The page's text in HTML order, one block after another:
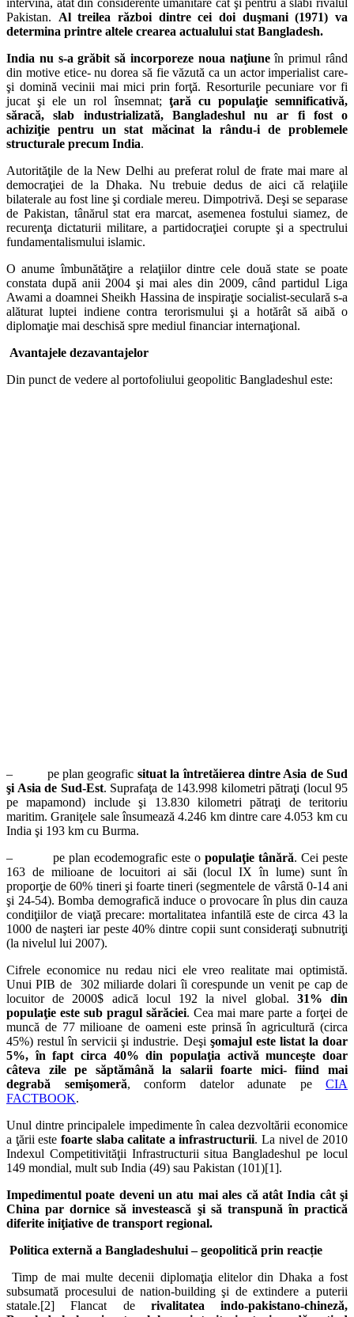
intervină, atât din considerente umanitare cât şi pentru a slăbi rivalul
Pakistan. Al treilea război dintre cei doi duşmani (1971) va
determina printre altele crearea actualului stat Bangladesh.
India nu s-a grăbit să incorporeze noua naţiuneîn primul rând
din motive etice- nu dorea să fie văzută ca un actor imperialist care-
şi domină vecinii mai mici prin forţă. Resorturile pecuniare vor fi
jucat şi ele un rol însemnat; ţară cu populaţie semnificativă,
săracă, slab industrializată, Bangladeshul nu ar fi fost o
achiziţie pentru un stat măcinat la rându-i de problemele
structurale precum India.
Autorităţile de la New Delhi au preferat rolul de frate mai mare al
democraţiei de la Dhaka. Nu trebuie dedus de aici că relaţiile
bilaterale au fost line şi cordiale mereu. Dimpotrivă. Deşi se separase
de Pakistan, tânărul stat era marcat, asemenea fostului siamez, de
recurenţa dictaturii militare, a partidocraţiei corupte şi a spectrului
fundamentalismului islamic.
O anume îmbunătăţire a relaţiilor dintre cele două state se poate
constata după anii 2004 şi mai ales din 2009, când partidul Liga
Awami a doamnei Sheikh Hassina de inspiraţie socialist-seculară s-a
alăturat luptei indiene contra terorismului şi a hotărât să aibă o
diplomaţie mai deschisă spre mediul financiar internaţional.
Avantajele dezavantajelor
Din punct de vedere al portofoliului geopolitic Bangladeshul este:
– pe plan geografic situat la întretăierea dintre Asia de Sud
şi Asia de Sud-Est. Suprafaţa de 143.998 kilometri pătraţi (locul 95
pe mapamond) include şi 13.830 kilometri pătraţi de teritoriu
maritim. Graniţele sale însumează 4.246 km dintre care 4.053 km cu
India şi 193 km cu Burma.
– pe plan ecodemografic este o populaţie tânără. Cei peste
163 de milioane de locuitori ai săi (locul IX în lume) sunt în
proporţie de 60% tineri şi foarte tineri (segmentele de vârstă 0-14 ani
şi 24-54). Bomba demografică induce o provocare în plus din cauza
condiţiilor de viaţă precare: mortalitatea infantilă este de circa 43 la
1000 de naşteri iar peste 40% dintre copii sunt consideraţi subnutriţi
(la nivelul lui 2007).
Cifrele economice nu redau nici ele vreo realitate mai optimistă.
Unui PIB de 302 miliarde dolari îi corespunde un venit pe cap de
locuitor de 2000$ adică locul 192 la nivel global. 31% din
populaţie este sub pragul sărăciei. Cea mai mare parte a forţei de
muncă de 77 milioane de oameni este prinsă în agricultură (circa
45%) restul în servicii şi industrie. Deşi şomajul este listat la doar
5%, în fapt circa 40% din populaţia activă munceşte doar
câteva zile pe săptămână la salarii foarte mici- fiind mai
degrabă semişomeră, conform datelor adunate pe CIA
FACTBOOK.
Unul dintre principalele impedimente în calea dezvoltării economice
a ţării este foarte slaba calitate a infrastructurii. La nivel de 2010
Indexul Competitivităţii Infrastructurii situa Bangladeshul pe locul
149 mondial, mult sub India (49) sau Pakistan (101)[1].
Impedimentul poate deveni un atu mai ales că atât India cât şi
China par dornice să investească şi să transpună în practică
diferite iniţiative de transport regional.
Politica externă a Bangladeshului – geopolitică prin reacție
Timp de mai multe decenii diplomaţia elitelor din Dhaka a fost
subsumată procesului de nation-building şi de extindere a puterii
statale.[2] Flancat derivalitatea indo-pakistano-chineză,